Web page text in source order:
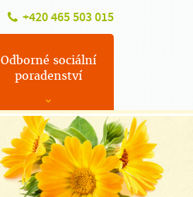
+420 465 503 015
Odborné sociální
poradenství